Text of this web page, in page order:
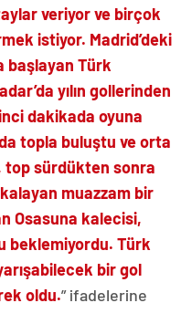
veriyor ve birçok
istiyor. Madrid’deki
başlayan Türk
yılın gollerinden
dakikada oyuna
topla buluştu ve orta
top sürdükten sonra
muazzam bir
Osasuna kalecisi,
beklemiyordu. Türk
bir gol
oldu.” ifadelerine